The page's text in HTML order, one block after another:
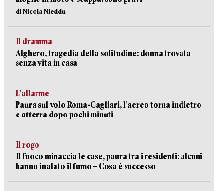
di Nicola Nieddu
Il dramma
Alghero, tragedia della solitudine: donna trovata
senza vita in casa
L’allarme
Paura sul volo Roma-Cagliari, l’aereo torna indietro
e atterra dopo pochi minuti
Il rogo
Il fuoco minaccia le case, paura tra i residenti: alcuni
hanno inalato il fumo – Cosa è successo